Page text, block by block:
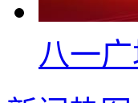
八一